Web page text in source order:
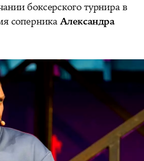
боксерского турнира в
соперникаАлександра